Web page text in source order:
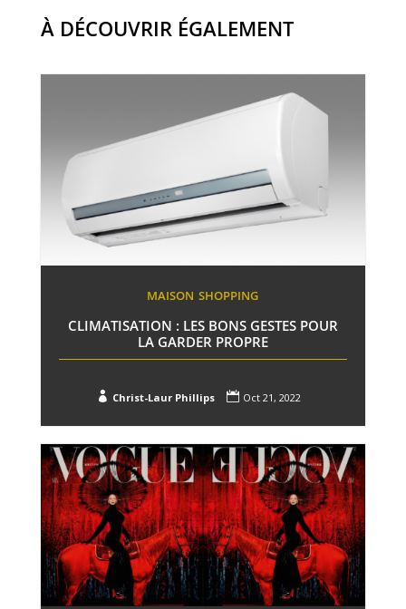
À DÉCOUVRIR ÉGALEMENT
MAISON SHOPPING
CLIMATISATION : LES BONS GESTES POUR
LA GARDER PROPRE
 Christ-Laur Phillips  Oct 21, 2022